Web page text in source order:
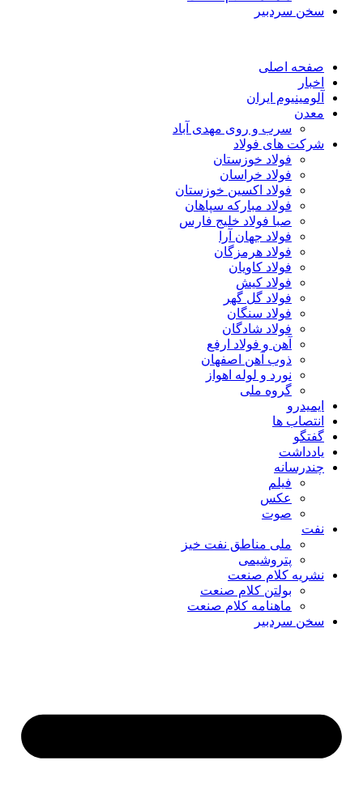
سخن سردبیر
صفحه اصلی
اخبار
آلومینیوم ایران
معدن
سرب و روی مهدی آباد
شرکت های فولاد
فولاد خوزستان
فولاد خراسان
فولاد اکسین خوزستان
فولاد مبارکه سپاهان
صبا فولاد خلیج فارس
فولاد جهان آرا
فولاد هرمزگان
فولاد کاویان
فولاد کیش
فولاد گل گهر
فولاد سنگان
فولاد شادگان
آهن و فولاد ارفع
ذوب آهن اصفهان
نورد و لوله اهواز
گروه ملی
ایمیدرو
انتصاب ها
گفتگو
یادداشت
چندرسانه
فیلم
عکس
صوت
نفت
ملی مناطق نفت خیز
پتروشیمی
نشریه کلام صنعت
بولتن کلام صنعت
ماهنامه کلام صنعت
سخن سردبیر